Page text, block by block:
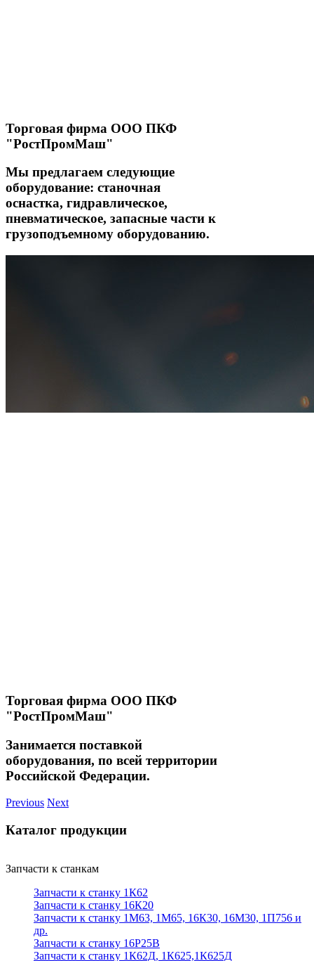
Торговая фирма ООО ПКФ
"РостПромМаш"
Мы предлагаем следующие
оборудование: станочная
оснастка, гидравлическое,
пневматическое, запасные части к
грузоподъемному оборудованию.
Торговая фирма ООО ПКФ
"РостПромМаш"
Занимается поставкой
оборудования, по всей территории
Российской Федерации.
Previous Next
Каталог продукции
Запчасти к станкам
Запчасти к станку 1К62
Запчасти к станку 16К20
Запчасти к станку 1М63, 1М65, 16К30, 16М30, 1П756 и
др.
Запчасти к станку 16Р25В
Запчасти к станку 1К62Д, 1К625,1К625Д